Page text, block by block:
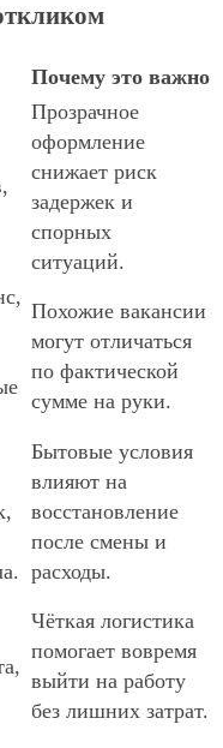
Почему это важно
Прозрачное
оформление
снижает риск
задержек и
спорных
ситуаций.
Похожие вакансии
могут отличаться
по фактической
сумме на руки.
Бытовые условия
влияют на
восстановление
после смены и
расходы.
Чёткая логистика
помогает вовремя
выйти на работу
без лишних затрат.